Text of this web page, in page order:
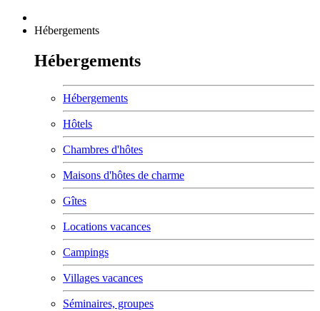
Hébergements
Hébergements
Hébergements
Hôtels
Chambres d'hôtes
Maisons d'hôtes de charme
Gîtes
Locations vacances
Campings
Villages vacances
Séminaires, groupes